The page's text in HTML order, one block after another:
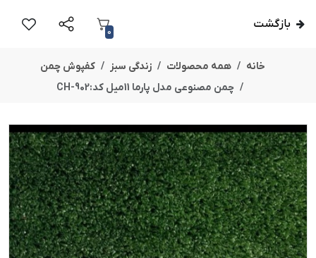
بازگشت
0
خانه همه محصولات زندگی سبز
کفپوش چمن
چمن مصنوعی مدل پارما 11میل کد:CH-902